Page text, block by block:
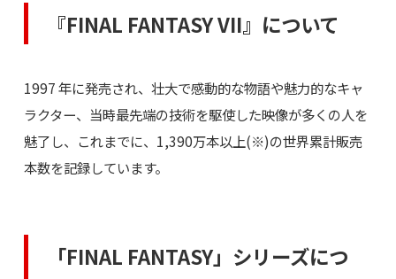
『FINAL FANTASY VII』について
1997 年に発売され、壮大で感動的な物語や魅力的なキャ
ラクター、当時最先端の技術を駆使した映像が多くの人を
魅了し、これまでに、1,390万本以上(※)の世界累計販売
本数を記録しています。
「FINAL FANTASY」シリーズにつ